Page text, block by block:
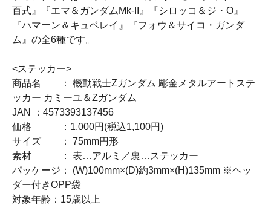
百式』『エマ＆ガンダムMk-II』『シロッコ＆ジ・O』
『ハマーン＆キュベレイ』『フォウ＆サイコ・ガンダ
ム』の全6種です。
<ステッカー>
商品名 ： 機動戦士Zガンダム 彫金メタルアートステ
ッカー カミーユ＆Zガンダム
JAN ：4573393137456
価格 ：1,000円(税込1,100円)
サイズ ： 75mm円形
素材 ： 表…アルミ／裏…ステッカー
パッケージ： (W)100mm×(D)約3mm×(H)135mm ※ヘッ
ダー付きOPP袋
対象年齢：15歳以上